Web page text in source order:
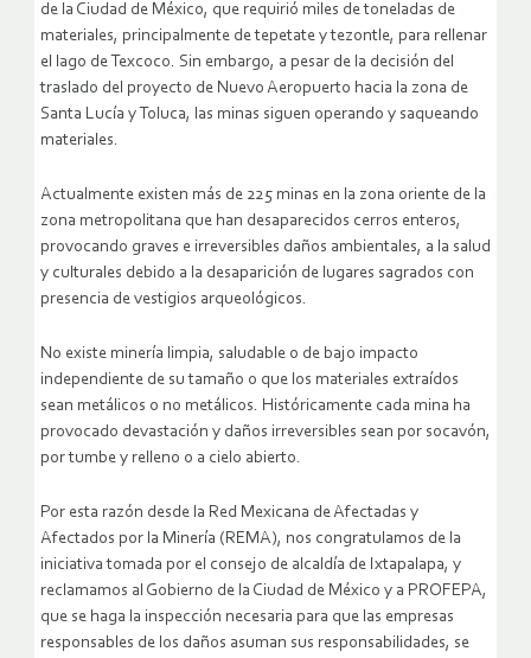
de la Ciudad de México, que requirió miles de toneladas de
materiales, principalmente de tepetate y tezontle, para rellenar
el lago de Texcoco. Sin embargo, a pesar de la decisión del
traslado del proyecto de Nuevo Aeropuerto hacia la zona de
Santa Lucía y Toluca, las minas siguen operando y saqueando
materiales.
Actualmente existen más de 225 minas en la zona oriente de la
zona metropolitana que han desaparecidos cerros enteros,
provocando graves e irreversibles daños ambientales, a la salud
y culturales debido a la desaparición de lugares sagrados con
presencia de vestigios arqueológicos.
No existe minería limpia, saludable o de bajo impacto
independiente de su tamaño o que los materiales extraídos
sean metálicos o no metálicos. Históricamente cada mina ha
provocado devastación y daños irreversibles sean por socavón,
por tumbe y relleno o a cielo abierto.
Por esta razón desde la Red Mexicana de Afectadas y
Afectados por la Minería (REMA), nos congratulamos de la
iniciativa tomada por el consejo de alcaldía de Ixtapalapa, y
reclamamos al Gobierno de la Ciudad de México y a PROFEPA,
que se haga la inspección necesaria para que las empresas
responsables de los daños asuman sus responsabilidades, se